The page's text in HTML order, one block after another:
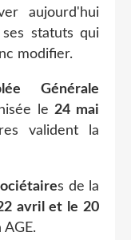
aujourd'hui
statuts qui
modifier.
Générale
le24 mai
valident la
s de la
avril et le 20
AGE.